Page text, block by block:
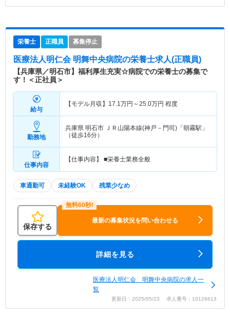
栄養士 正職員 募集停止
医療法人明仁会 明舞中央病院の栄養士求人(正職員)
【兵庫県／明石市】福利厚生充実☆病院での栄養士の募集で
す！＜正社員＞
給与
【モデル月収】 17.1万円～25.0万円 程度
勤務地
兵庫県 明石市 ＪＲ山陽本線(神戸－門司)「朝霧駅」
（徒歩16分）
仕事内容
【仕事内容】 ■栄養士業務全般
車通勤可 未経験OK 残業少なめ
保存する
最新の募集状況を問い合わせる
詳細を見る
医療法人明仁会 明舞中央病院の求人一
覧
更新日：2025/05/23 求人番号：10126613